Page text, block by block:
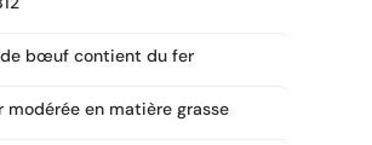
bœuf contient du fer
modérée en matière grasse